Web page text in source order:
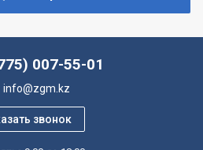
007-55-01
info@zgm.kz